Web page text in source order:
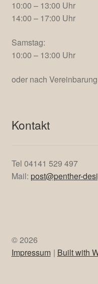
Öffnungszeiten
Montag
Dienstag bis Freitag,
oder nach Vereinbarung
Tel 04141 529 497